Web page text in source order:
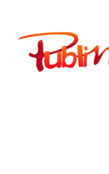
contenu
Publimath